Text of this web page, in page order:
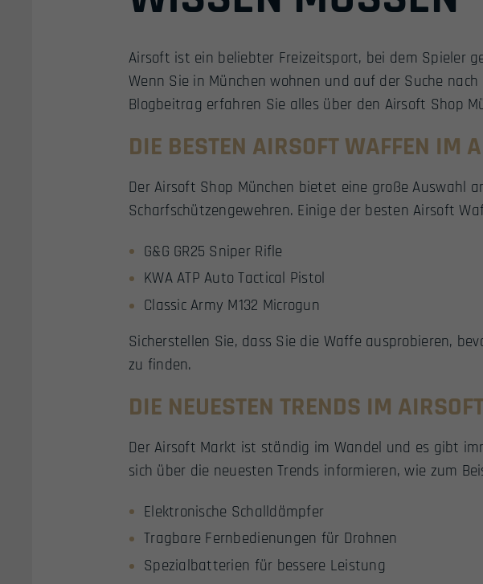
Airsoft ist ein beliebter Freizeitsport, bei dem Spieler
Wenn Sie in München wohnen und auf der Suche
Blogbeitrag erfahren Sie alles über den Airsoft Shop
DIE BESTEN AIRSOFT WAFFEN IM
Der Airsoft Shop München bietet eine große Auswahl
Scharfschützengewehren. Einige der besten Airsoft
G&G GR25 Sniper Rifle
KWA ATP Auto Tactical Pistol
Classic Army M132 Microgun
Sicherstellen Sie, dass Sie die Waffe ausprobieren,
zu finden.
DIE NEUESTEN TRENDS IM
Der Airsoft Markt ist ständig im Wandel und es gibt
sich über die neuesten Trends informieren, wie zum
Elektronische Schalldämpfer
Tragbare Fernbedienungen für Drohnen
Spezialbatterien für bessere Leistung